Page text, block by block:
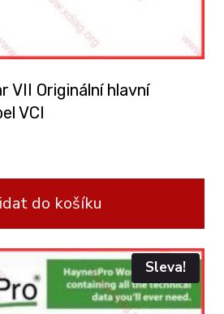
VII Originální hlavní
VCI
do košíku
Sleva!